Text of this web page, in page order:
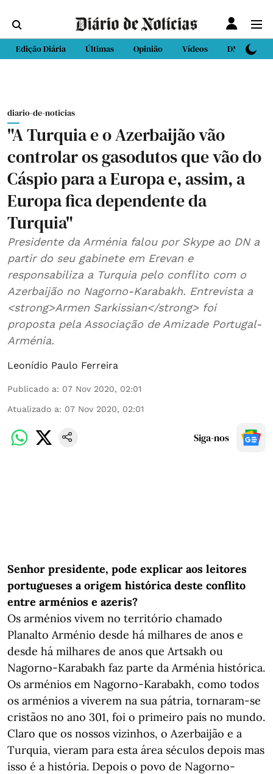
Edição Diária Últimas Opinião Vídeos DN Sport
diario-de-noticias
"A Turquia e o Azerbaijão vão
controlar os gasodutos que vão do
Cáspio para a Europa e, assim, a
Europa fica dependente da
Turquia"
Presidente da Arménia falou por Skype ao DN a
partir do seu gabinete em Erevan e
responsabiliza a Turquia pelo conflito com o
Azerbaijão no Nagorno-Karabakh. Entrevista a
<strong>Armen Sarkissian</strong> foi
proposta pela Associação de Amizade Portugal-
Arménia.
Leonídio Paulo Ferreira
Publicado a: 07 Nov 2020, 02:01
Atualizado a: 07 Nov 2020, 02:01
Siga-nos
Senhor presidente, pode explicar aos leitores
portugueses a origem histórica deste conflito
entre arménios e azeris?
Os arménios vivem no território chamado
Planalto Arménio desde há milhares de anos e
desde há milhares de anos que Artsakh ou
Nagorno-Karabakh faz parte da Arménia histórica.
Os arménios em Nagorno-Karabakh, como todos
os arménios a viverem na sua pátria, tornaram-se
cristãos no ano 301, foi o primeiro país no mundo.
Claro que os nossos vizinhos, o Azerbaijão e a
Turquia, vieram para esta área séculos depois mas
isso é a história. Depois o povo de Nagorno-